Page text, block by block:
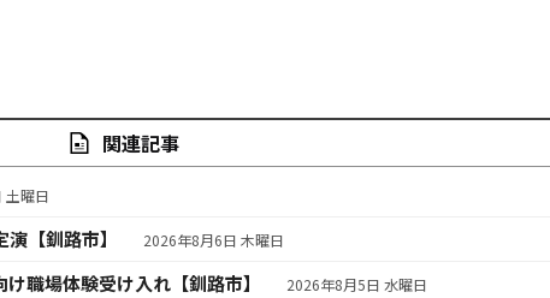
関連記事
土曜日
【釧路市】 2026年8月6日 木曜日
職場体験受け入れ【釧路市】 2026年8月5日 水曜日